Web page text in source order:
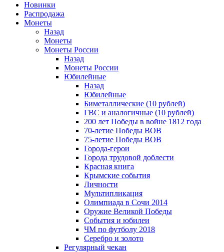
Новинки
Распродажа
Монеты
Назад
Монеты
Монеты России
Назад
Монеты России
Юбилейные
Назад
Юбилейные
Биметаллические (10 рублей)
ГВС и аналогичные (10 рублей)
200 лет Победы в войне 1812 года
70-летие Победы ВОВ
75-летие Победы ВОВ
Города-герои
Города трудовой доблести
Красная книга
Крымские события
Личности
Мультипликация
Олимпиада в Сочи 2014
Оружие Великой Победы
События и юбилеи
ЧМ по футболу 2018
Серебро и золото
Регулярный чекан